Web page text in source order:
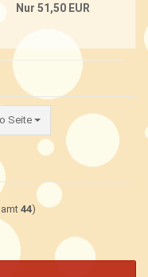
Nur 51,50 EUR
Seite
44)